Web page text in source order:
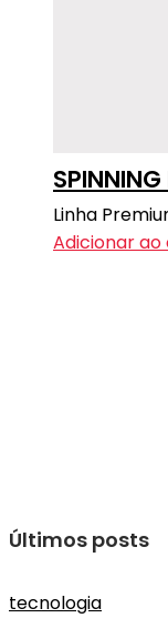
Linha
Adicionar
Últimos posts
tecnologia